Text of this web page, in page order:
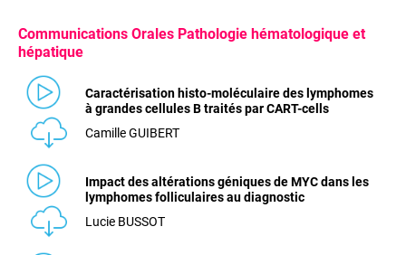
Communications Orales Pathologie hématologique et
hépatique
Caractérisation histo-moléculaire des lymphomes
à grandes cellules B traités par CART-cells
Camille GUIBERT
Impact des altérations géniques de MYC dans les
lymphomes folliculaires au diagnostic
Lucie BUSSOT